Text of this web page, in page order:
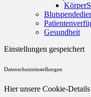
Gesundheit
Einstellungen gespeichert
Datenschutzeinstellungen
Hier unsere Cookie-Details